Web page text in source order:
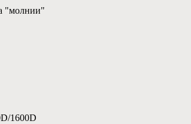
"молнии"
1600D